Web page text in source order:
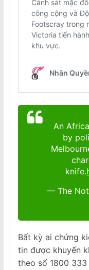
An
by
knife.
— The
Bất kỳ ai chứng
tin được khuyến
theo số 1800